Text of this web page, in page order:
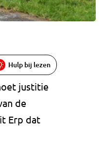
Hulp bij lezen
justitie
de
Erp dat